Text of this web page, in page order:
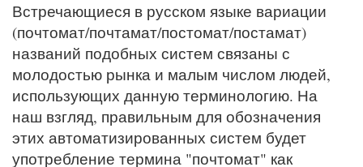
Встречающиеся в русском языке вариации
(почтомат/почтамат/постомат/постамат)
названий подобных систем связаны с
молодостью рынка и малым числом людей,
использующих данную терминологию. На
наш взгляд, правильным для обозначения
этих автоматизированных систем будет
употребление термина "почтомат" как